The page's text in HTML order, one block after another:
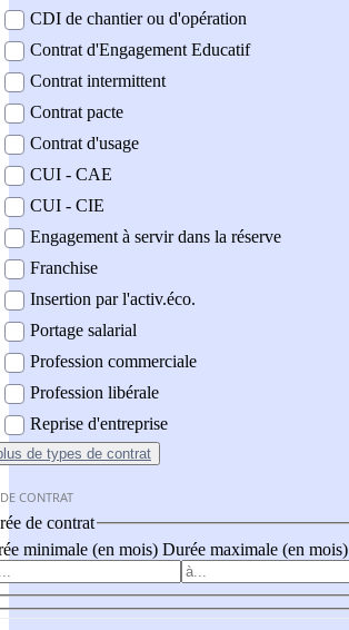
CDI de chantier ou d'opération
Contrat d'Engagement Educatif
Contrat intermittent
Contrat pacte
Contrat d'usage
CUI - CAE
CUI - CIE
Engagement à servir dans la réserve
Franchise
Insertion par l'activ.éco.
Portage salarial
Profession commerciale
Profession libérale
Reprise d'entreprise
de types de contrat
CONTRAT
de contrat
minimale (en mois) Durée maximale (en mois)